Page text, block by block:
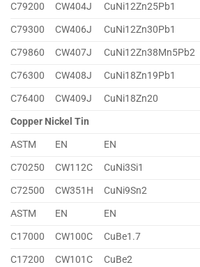
C79200
CW404J CuNi12Zn25Pb1
C79300
CW406J CuNi12Zn30Pb1
C79860
CW407J CuNi12Zn38Mn5Pb2
C76300
CW408J CuNi18Zn19Pb1
C76400
CW409J CuNi18Zn20
Copper Nickel Tin
ASTM
EN EN
C70250
CW112C CuNi3Si1
C72500
CW351H CuNi9Sn2
ASTM
EN EN
C17000
CW100C CuBe1.7
C17200
CW101C CuBe2